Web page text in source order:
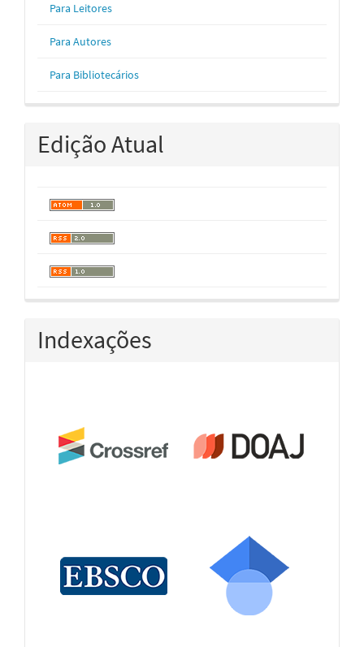
Para Leitores
Para Autores
Para Bibliotecários
Edição Atual
Indexações